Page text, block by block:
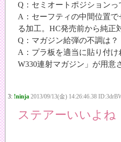
Q：セミオートポジションっ
A：セーフティの中間位置
る加工。HC発売前から純正
Q：マガジン給弾の不調は？
A：プラ板を適当に貼り付
W330連射マガジン」が用意
3: !ninja 2013/09/13(金) 14:26:46.38
ステアーいいよね